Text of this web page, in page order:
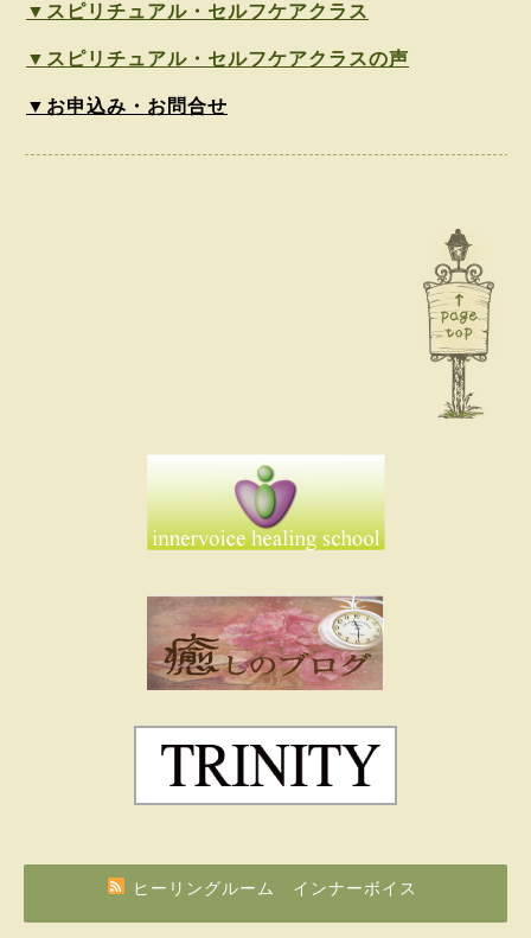
▼スピリチュアル・セルフケアクラス
▼スピリチュアル・セルフケアクラスの声
▼お申込み・お問合せ
ヒーリングルーム インナーボイス